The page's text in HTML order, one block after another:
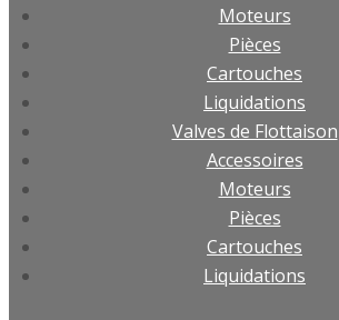
Moteurs
Pièces
Cartouches
Liquidations
Valves de Flottaison
Accessoires
Moteurs
Pièces
Cartouches
Liquidations